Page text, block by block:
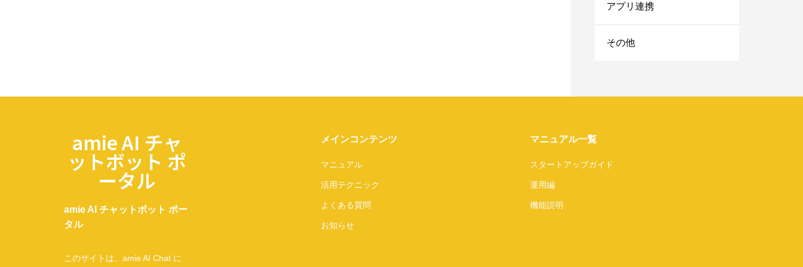
アプリ連携
その他
メインコンテンツ
マニュアル
活用テクニック
よくある質問
お知らせ
マニュアル一覧
スタートアップガイド
運用編
機能説明
amie AI チャ
ットボット ポ
ータル
amie AI チャットボット ポー
タル
このサイトは、amie AI Chat に